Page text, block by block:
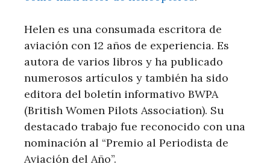
Helen es una consumada escritora de
aviación con 12 años de experiencia. Es
autora de varios libros y ha publicado
numerosos artículos y también ha sido
editora del boletín informativo BWPA
(British Women Pilots Association). Su
destacado trabajo fue reconocido con una
nominación al “Premio al Periodista de
Aviación del Año”.